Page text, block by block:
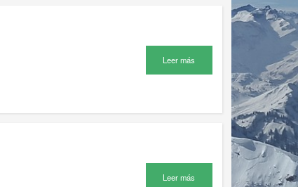
Leer más
Leer más